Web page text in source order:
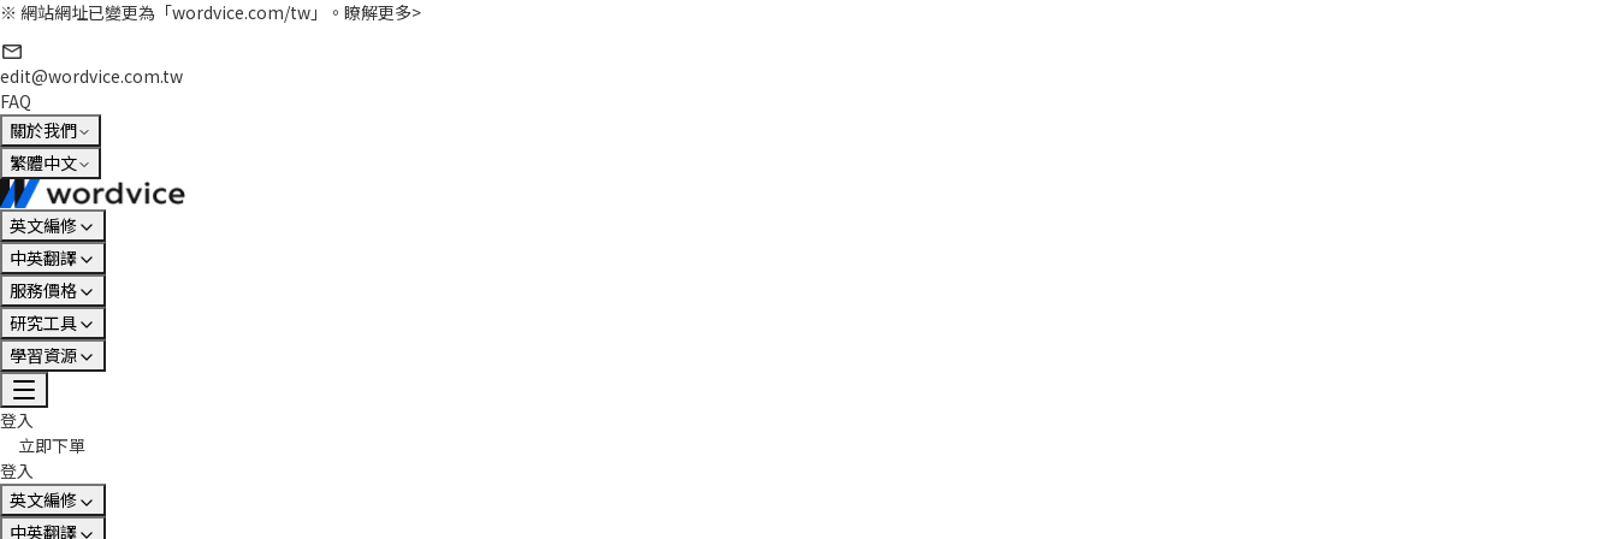
※ 網站網址已變更為「wordvice.com/tw」。 瞭解更多>
edit@wordvice.com.tw
FAQ
關於我們
繁體中文
英文編修
中英翻譯
服務價格
研究工具
學習資源
登入
立即下單
登入
英文編修
中英翻譯